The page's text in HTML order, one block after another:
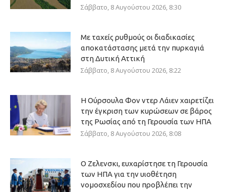
Σάββατο, 8 Αυγούστου 2026, 8:30
Με ταχείς ρυθμούς οι διαδικασίες
αποκατάστασης μετά την πυρκαγιά
στη Δυτική Αττική
Σάββατο, 8 Αυγούστου 2026, 8:22
Η Ούρσουλα Φον ντερ Λάιεν χαιρετίζει
την έγκριση των κυρώσεων σε βάρος
της Ρωσίας από τη Γερουσία των ΗΠΑ
Σάββατο, 8 Αυγούστου 2026, 8:08
Ο Ζελενσκι, ευχαρίστησε τη Γερουσία
των ΗΠΑ για την υιοθέτηση
νομοσχεδίου που προβλέπει την